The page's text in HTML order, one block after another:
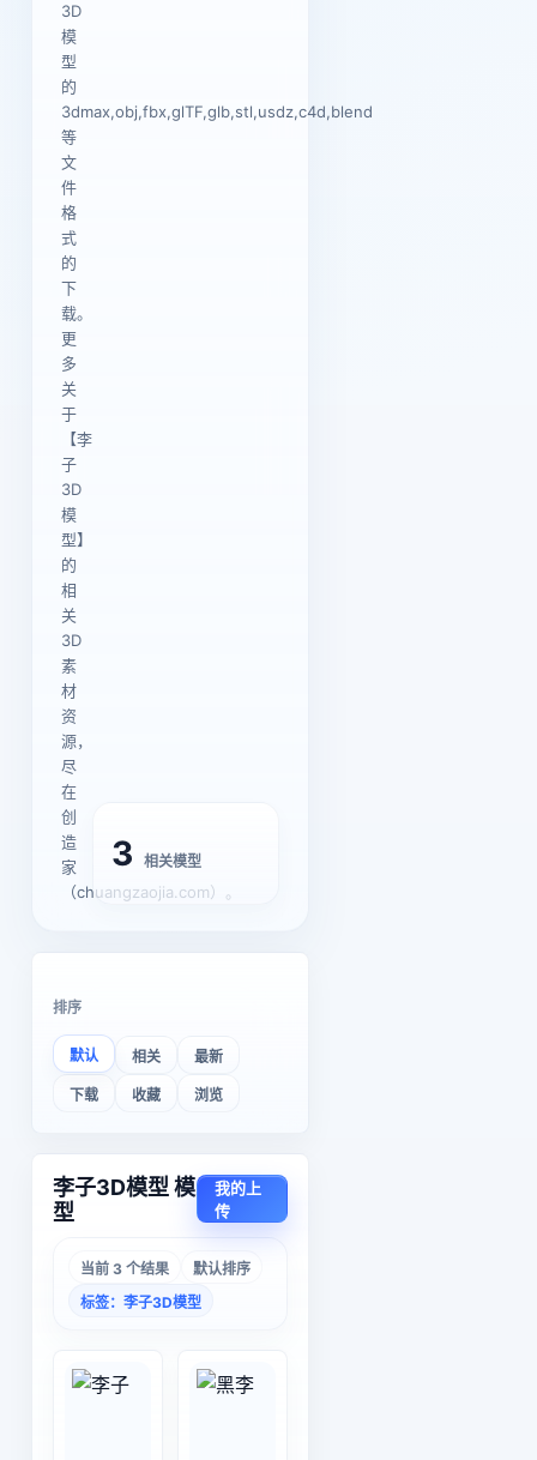
3D
模
型
的
3dmax,obj,fbx,glTF,glb,stl,usdz,c4d,blend
等
文
件
格
式
的
下
载。
更
多
关
于
【李
子
3D
模
型】
的
相
关
3D
素
材
资
源，
尽
在
创
造
家
（chuangzaojia.com）。
3 相关模型
排序
默认 相关 最新
下载 收藏 浏览
李子3D模型 模
型
我的上
传
当前 3 个结果
默认排序
标签：李子3D模型